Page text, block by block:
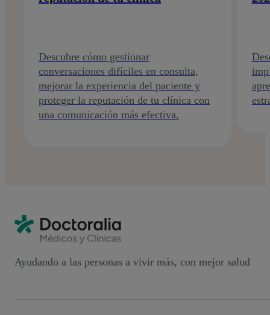
Descubre cómo gestionar
conversaciones difíciles en consulta,
mejorar la experiencia del paciente y
proteger la reputación de tu clínica con
una comunicación más efectiva.
Ayudando a las personas a vivir más, con mejor salud